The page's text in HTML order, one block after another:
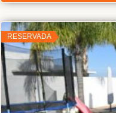
RESERVADA